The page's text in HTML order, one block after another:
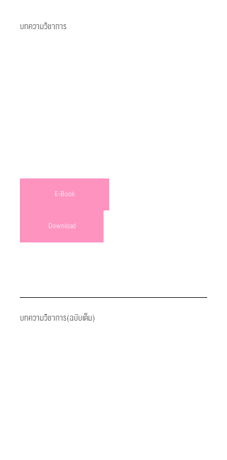
บทความวิชาการ
E-Book
Download
บทความวิชาการ(ฉบับเต็ม)